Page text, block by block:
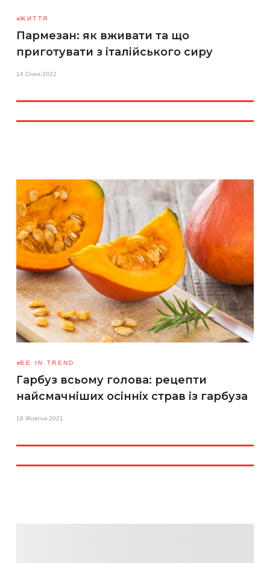
ЖИТТЯ
Пармезан: як вживати та що
приготувати з італійського сиру
14 Січня 2022
BE IN TREND
Гарбуз всьому голова: рецепти
найсмачніших осінніх страв із гарбуза
18 Жовтня 2021